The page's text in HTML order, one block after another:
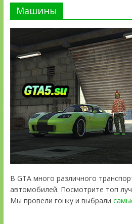
Машины
В GTA много различного
автомобилей. Посмотрите топ
Мы провели гонку и выбрали